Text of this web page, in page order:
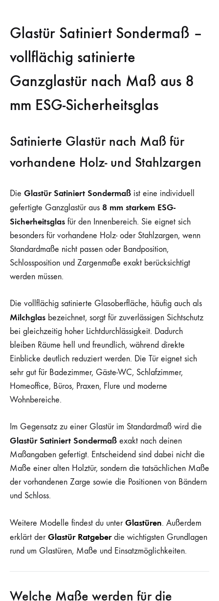
Glastür Satiniert Sondermaß –
vollflächig satinierte
Ganzglastür nach Maß aus 8
mm ESG-Sicherheitsglas
Satinierte Glastür nach Maß für
vorhandene Holz- und Stahlzargen
Die Glastür Satiniert Sondermaß ist eine individuell
gefertigte Ganzglastür aus 8 mm starkem ESG-
Sicherheitsglas für den Innenbereich. Sie eignet sich
besonders für vorhandene Holz- oder Stahlzargen, wenn
Standardmaße nicht passen oder Bandposition,
Schlossposition und Zargenmaße exakt berücksichtigt
werden müssen.
Die vollflächig satinierte Glasoberfläche, häufig auch als
Milchglas bezeichnet, sorgt für zuverlässigen Sichtschutz
bei gleichzeitig hoher Lichtdurchlässigkeit. Dadurch
bleiben Räume hell und freundlich, während direkte
Einblicke deutlich reduziert werden. Die Tür eignet sich
sehr gut für Badezimmer, Gäste-WC, Schlafzimmer,
Homeoffice, Büros, Praxen, Flure und moderne
Wohnbereiche.
Im Gegensatz zu einer Glastür im Standardmaß wird die
Glastür Satiniert Sondermaß exakt nach deinen
Maßangaben gefertigt. Entscheidend sind dabei nicht die
Maße einer alten Holztür, sondern die tatsächlichen Maße
der vorhandenen Zarge sowie die Positionen von Bändern
und Schloss.
Weitere Modelle findest du unterGlastüren. Außerdem
erklärt derGlastür Ratgeberdie wichtigsten Grundlagen
rund um Glastüren, Maße und Einsatzmöglichkeiten.
Welche Maße werden für die